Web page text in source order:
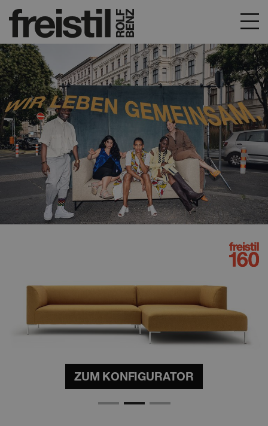
ZUM KONFIGURATOR
ZUM KONFIGURATOR
ZUM KONFIGURATOR